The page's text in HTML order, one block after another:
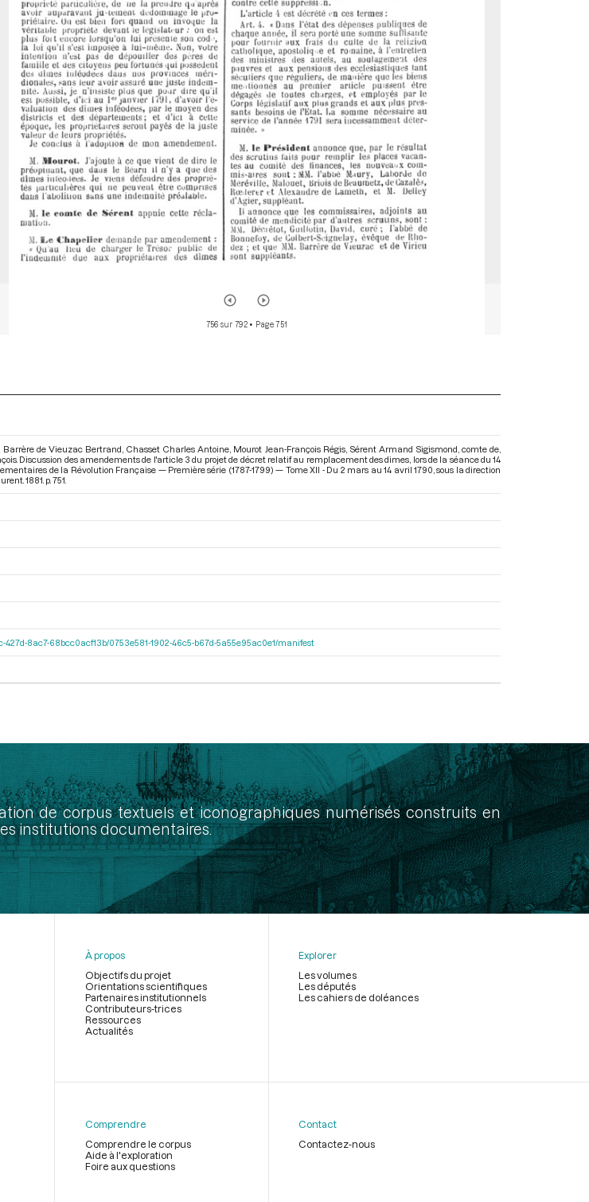
756 sur 792• Page 751
de Vieuzac Bertrand, Chasset Charles Antoine, Mourot Jean-François Régis, Sérent Armand Sigismond, comte de,
Discussion des amendements de l'article 3 du projet de décret relatif au remplacement des dimes, lors de la séance du 14
de la Révolution Française — Première série (1787-1799) — Tome XII - Du 2 mars au 14 avril 1790 , sous la direction
1881. p. 751.
427d-8ac7-68bcc0acf13b/0753e581-1902-46c5-b67d-5a55e95ac0e1/manifest
de corpus textuels et iconographiques numérisés construits en
institutions documentaires.
page
À propos
Objectifs du projet
Orientations scientifiques
Partenaires institutionnels
Contributeurs-trices
Ressources
Actualités
Explorer
Les volumes
Les députés
Les cahiers de doléances
Comprendre
Comprendre le corpus
Aide à l'exploration
Foire aux questions
Contact
Contactez-nous